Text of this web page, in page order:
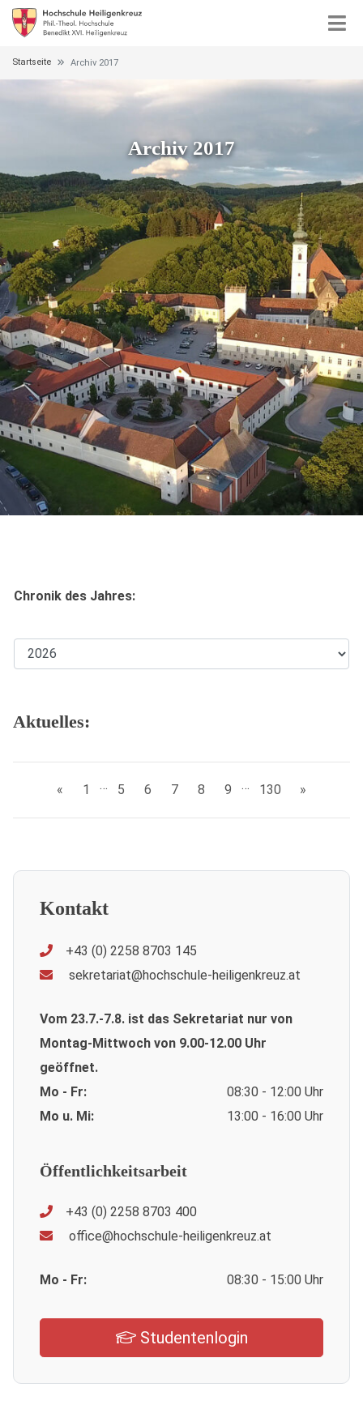
Startseite Archiv 2017
Archiv 2017
Chronik des Jahres:
Aktuelles:
« 1 … 5 6 7 8 9 … 130 »
Kontakt
+43 (0) 2258 8703 145
sekretariat@hochschule-heiligenkreuz.at
Vom 23.7.-7.8. ist das Sekretariat nur von
Montag-Mittwoch von 9.00-12.00 Uhr
geöffnet.
Mo - Fr:
08:30 - 12:00 Uhr
Mo u. Mi:
13:00 - 16:00 Uhr
Öffentlichkeitsarbeit
+43 (0) 2258 8703 400
office@hochschule-heiligenkreuz.at
Mo - Fr: 08:30 - 15:00 Uhr
Studentenlogin